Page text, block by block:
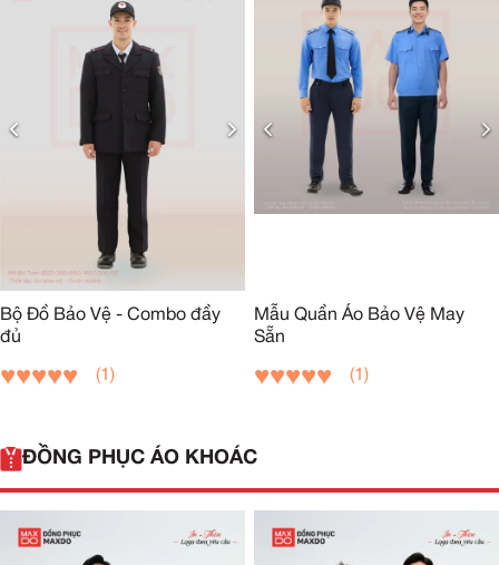
Bộ Đồ Bảo Vệ - Combo đầy
đủ
(1)
Mẫu Quần Áo Bảo Vệ May
Sẵn
(1)
ĐỒNG PHỤC ÁO KHOÁC